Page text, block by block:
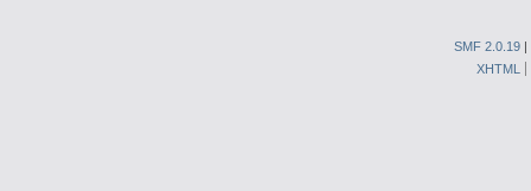
SMF 2.0.19
XHTML